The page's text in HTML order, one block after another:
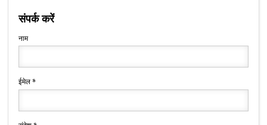
संपर्क करें
नाम
ईमेल*